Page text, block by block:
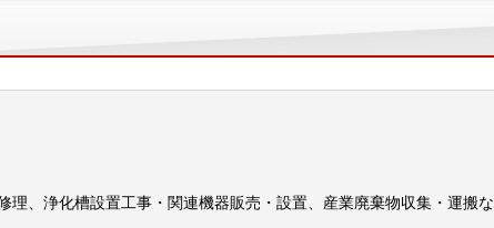
理、浄化槽設置工事・関連機器販売・設置、産業廃棄物収集・運搬な